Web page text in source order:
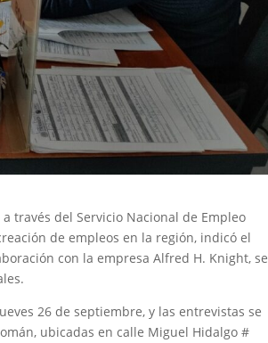
través del Servicio Nacional de Empleo
de empleos en la región, indicó el
con la empresa Alfred H. Knight, se
26 de septiembre, y las entrevistas se
ubicadas en calle Miguel Hidalgo #